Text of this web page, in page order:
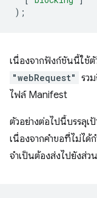
);
เนื่องจากฟังก์ชันนี้ใช้
"webRequest" รว
ไฟล์ Manifest
ตัวอย่างต่อไปนี้บรรลุ
เนื่องจากคำขอที่ไม่ได้
จำเป็นต้องส่งไปยังส่ว